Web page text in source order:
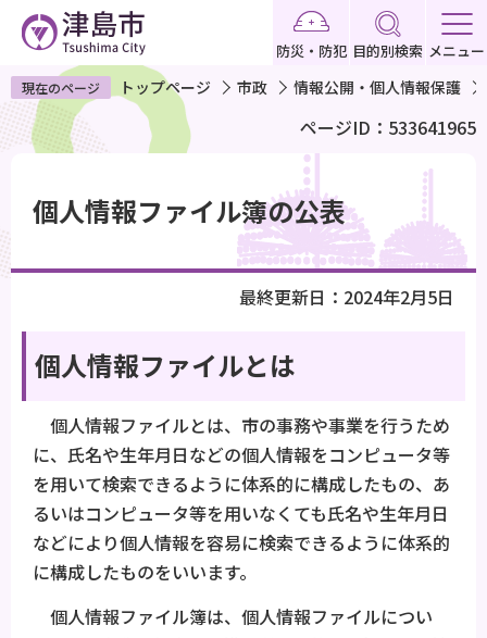
ペ
ー
ジ
で
す
防災・防犯 目的別検索 メニュー
現在のページ トップページ 市政 情報公開・個人情報保護
ページID：533641965
個人情報ファイル簿の公表
最終更新日：2024年2月5日
個人情報ファイルとは
個人情報ファイルとは、市の事務や事業を行うため
に、氏名や生年月日などの個人情報をコンピュータ等
を用いて検索できるように体系的に構成したもの、あ
るいはコンピュータ等を用いなくても氏名や生年月日
などにより個人情報を容易に検索できるように体系的
に構成したものをいいます。
個人情報ファイル簿は、個人情報ファイルについ